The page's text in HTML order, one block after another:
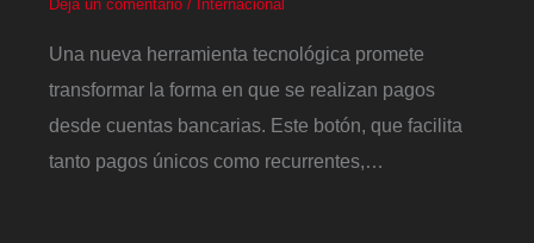
Deja un comentario / Internacional
Una nueva herramienta tecnológica promete
transformar la forma en que se realizan pagos
desde cuentas bancarias. Este botón, que facilita
tanto pagos únicos como recurrentes,…